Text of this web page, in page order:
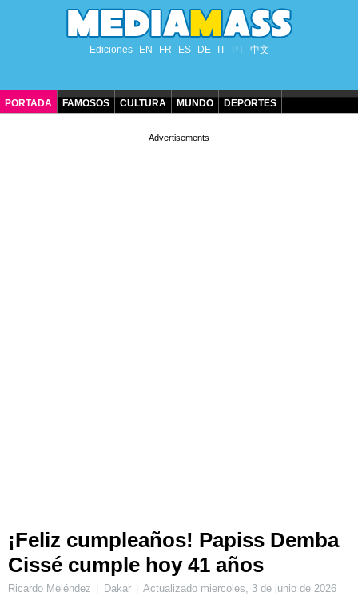
Ediciones EN FR ES DE IT PT 中文
PORTADA FAMOSOS CULTURA MUNDO DEPORTES
¡Feliz cumpleaños! Papiss Demba
Cissé cumple hoy 41 años
Ricardo Meléndez Dakar Actualizado miercoles, 3 de junio de 2026